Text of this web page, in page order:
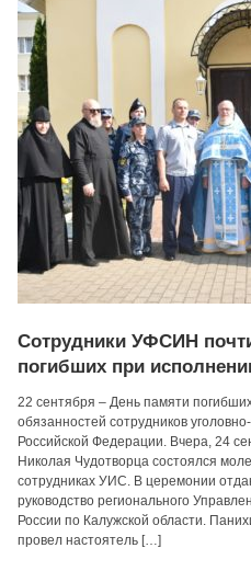
Сотрудники УФСИН
погибших при
22 сентября – День памяти
обязанностей сотрудников
Российской Федерации. Вчера, 24
Николая Чудотворца состоялся
сотрудниках УИС. В церемонии
руководство регионального
России по Калужской области.
провел настоятель […]